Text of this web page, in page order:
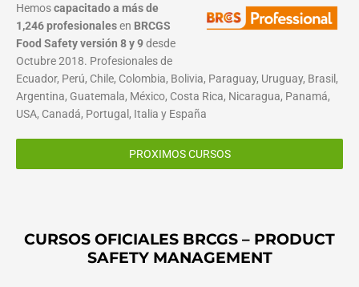
Hemoscapacitado a más de
1,246 profesionalesen BRCGS
Food Safety versión 8 y 9desde
Octubre 2018. Profesionales de
Ecuador, Perú, Chile, Colombia, Bolivia, Paraguay, Uruguay, Brasil,
Argentina, Guatemala, México, Costa Rica, Nicaragua, Panamá,
USA, Canadá, Portugal, Italia y España
PROXIMOS CURSOS
CURSOS OFICIALES BRCGS – PRODUCT
SAFETY MANAGEMENT